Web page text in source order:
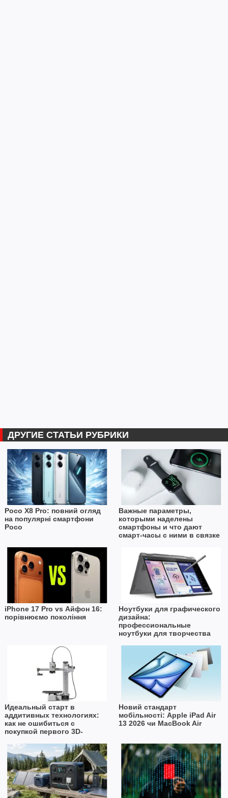
ДРУГИЕ СТАТЬИ РУБРИКИ
Poco X8 Pro: повний огляд
на популярні смартфони
Poco
Важные параметры,
которыми наделены
смартфоны и что дают
смарт-часы с ними в связке
iPhone 17 Pro vs Айфон 16:
порівнюємо покоління
Ноутбуки для графического
дизайна:
профессиональные
ноутбуки для творчества
Идеальный старт в
аддитивных технологиях:
как не ошибиться с
покупкой первого 3D-
Новий стандарт
мобільності: Apple iPad Air
13 2026 чи MacBook Air